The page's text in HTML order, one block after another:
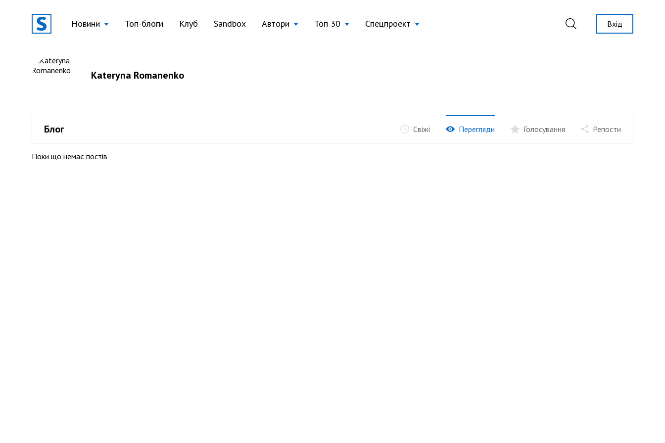
Новини Топ-блоги Клуб Sandbox Автори Топ 30 Спецпроект Вхід
Kateryna Romanenko
Блог Свіжі Перегляди Голосування Репости
Поки що немає постів